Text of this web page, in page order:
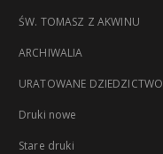
ŚW. TOMASZ Z AKWINU
ARCHIWALIA
URATOWANE DZIEDZICTWO
Druki nowe
Stare druki